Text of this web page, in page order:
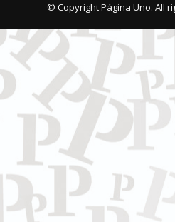
© Copyright Página Uno. All